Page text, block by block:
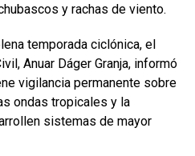
y rachas de viento.
temporada ciclónica, el
Anuar Dáger Granja, informó
vigilancia permanente sobre
ondas tropicales y la
sistemas de mayor